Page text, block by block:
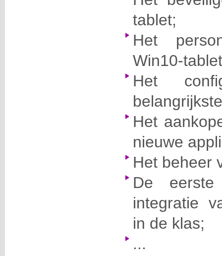
tablet;
Het
Win10-
Het
Het
nieuwe
Het beheer
De
integratie
in de klas;
...